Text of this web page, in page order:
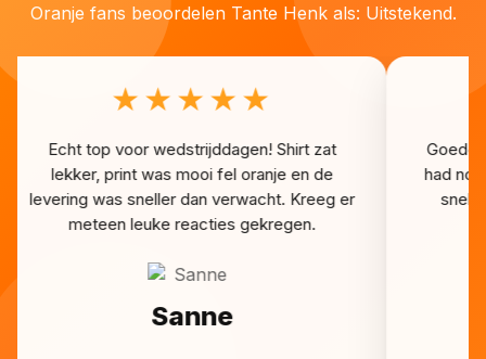
Oranje fans beoordelen Tante Henk als: Uitstekend.
★★★★★
Echt top voor wedstrijddagen! Shirt zat
lekker, print was mooi fel oranje en de
levering was sneller dan verwacht. Kreeg er
meteen leuke reacties gekregen.
Sanne
Goede
had
snel